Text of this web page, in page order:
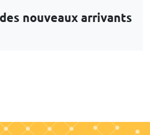
nouveaux arrivants